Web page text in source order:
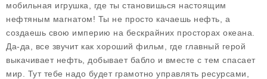
мобильная игрушка, где ты становишься настоящим
нефтяным магнатом! Ты не просто качаешь нефть, а
создаешь свою империю на бескрайних просторах океана.
Да-да, все звучит как хороший фильм, где главный герой
выкачивает нефть, добывает бабло и вместе с тем спасает
мир. Тут тебе надо будет грамотно управлять ресурсами,